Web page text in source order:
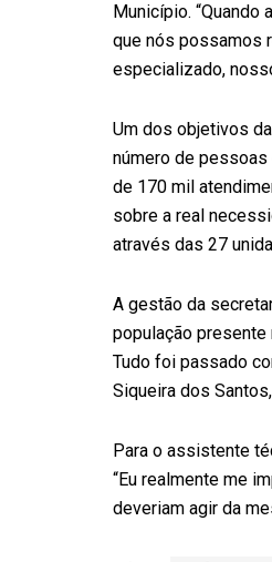
Município.
que nós possamos
especializado,
Um dos objetivos
número de
de 170 mil
sobre a real
através das 27
A gestão da
população presente
Tudo foi passado
Siqueira dos
Para o assistente
“Eu realmente me
deveriam agir da